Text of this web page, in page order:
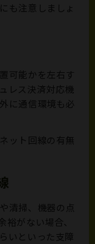
も注意しましょ
可能かを左右す
レス決済対応機
に通信環境も必
ット回線の有無
清掃、機器の点
がない場合、
いといった支障